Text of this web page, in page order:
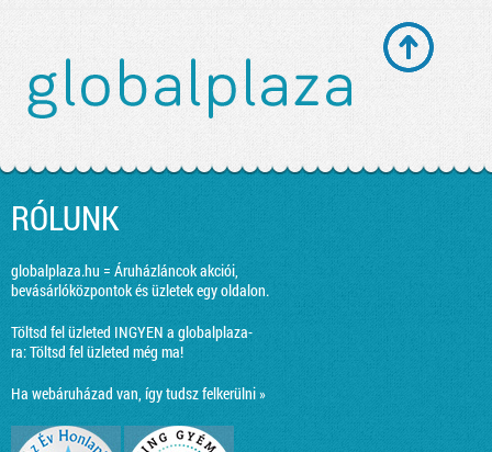
RÓLUNK
globalplaza.hu = Áruházláncok akciói,
bevásárlóközpontok és üzletek egy oldalon.
Töltsd fel üzleted INGYEN a globalplaza-
ra:Töltsd fel üzleted még ma!
Ha webáruházad van, így tudsz felkerülni »